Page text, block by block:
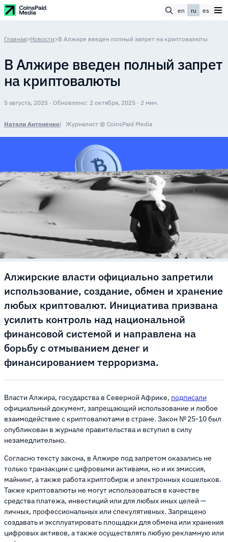
en ru es
Главная>Новости>В Алжире введен полный запрет на криптовалюты
В Алжире введен полный запрет
на криптовалюты
5 августа, 2025 · Обновлено: 2 октября, 2025 · 2 мин.
Натали Антоненко Журналист @ CoinsPaid Media
Алжирские власти официально запретили
использование, создание, обмен и хранение
любых криптовалют. Инициатива призвана
усилить контроль над национальной
финансовой системой и направлена на
борьбу с отмыванием денег и
финансированием терроризма.
Власти Алжира, государства в Северной Африке, подписали
официальный документ, запрещающий использование и любое
взаимодействие с криптовалютами в стране. Закон № 25‑10 был
опубликован в журнале правительства и вступил в силу
незамедлительно.
Согласно тексту закона, в Алжире под запретом оказались не
только транзакции с цифровыми активами, но и их эмиссия,
майнинг, а также работа криптобирж и электронных кошельков.
Также криптовалюты не могут использоваться в качестве
средства платежа, инвестиций или для любых иных целей —
личных, профессиональных или спекулятивных. Запрещено
создавать и эксплуатировать площадки для обмена или хранения
цифровых активов, а также осуществлять любую рекламную или